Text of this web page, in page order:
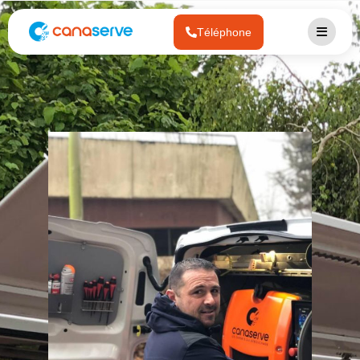
Téléphone